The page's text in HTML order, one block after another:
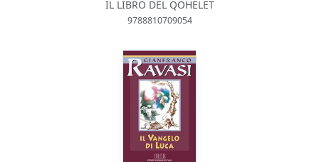
IL LIBRO DEL QOHELET
9788810709054